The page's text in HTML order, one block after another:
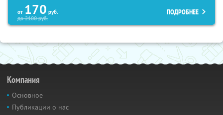
от 170 руб.
до2100руб.
ПОДРОБНЕЕ
Компания
Основное
Публикации о нас